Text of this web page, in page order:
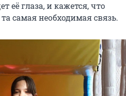
её глаза, и кажется, что
самая необходимая связь.